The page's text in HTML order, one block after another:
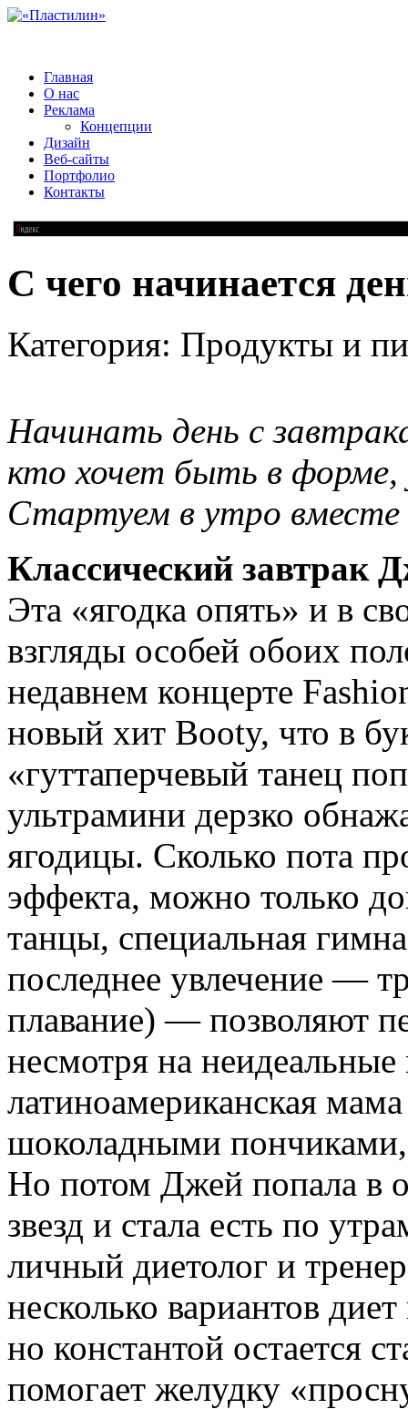
Главная
О нас
Реклама
Концепции
Дизайн
Веб-сайты
Портфолио
Контакты
C чего начинается
Категория: Продукты и
Начинать день с
кто хочет быть в
Стартуем в утро вместе
Классический завтрак
Эта «ягодка опять» и в
взгляды особей обоих
недавнем концерте
новый хит Booty, что в
«гуттаперчевый танец
ультрамини дерзко
ягодицы. Сколько пота
эффекта, можно только
танцы, специальная
последнее увлечение —
плавание) — позволяют
несмотря на
латиноамериканская
шоколадными пончиками,
Но потом Джей попала в
звезд и стала есть по
личный диетолог и
несколько вариантов
но константой остается
помогает желудку